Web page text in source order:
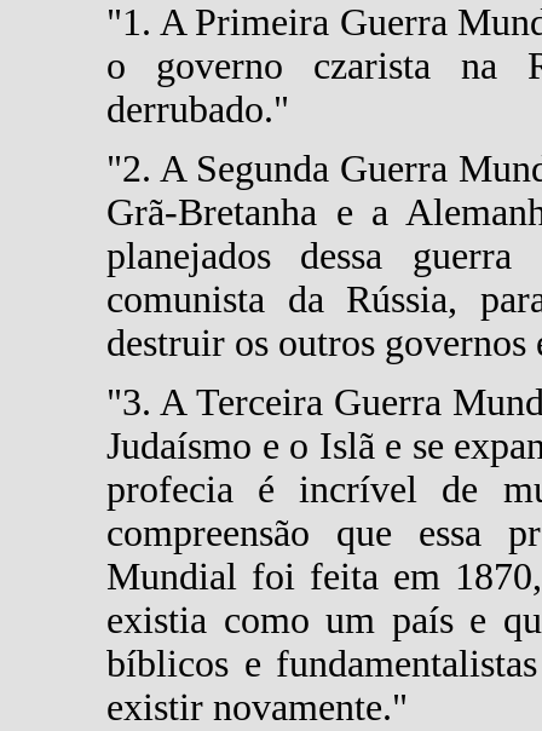
"1. A Primeira Guerra
o governo czarista na
derrubado."
"2. A Segunda Guerra
Grã-Bretanha e a
planejados dessa
comunista da Rússia,
destruir os outros
"3. A Terceira Guerra
Judaísmo e o Islã e se
profecia é incrível de
compreensão que essa
Mundial foi feita em
existia como um país e
bíblicos e
existir novamente."